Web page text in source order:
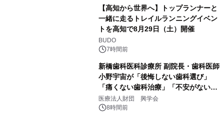
【高知から世界へ】トップランナーと
一緒に走るトレイルランニングイベン
トを高知で8月29日（土）開催
BUDO
7時間前
新橋歯科医科診療所 副院長・歯科医師
小野宇宙が「後悔しない歯科選び」
「痛くない歯科治療」「不安がない治
療計画」をテーマに専門監修
医療法人財団 興学会
8時間前